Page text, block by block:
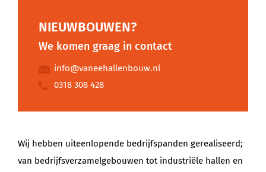
NIEUWBOUWEN?
We komen graag in contact
info@vaneehallenbouw.nl
0318 308 428
Wij hebben uiteenlopende bedrijfspanden gerealiseerd;
van bedrijfsverzamelgebouwen tot industriële hallen en